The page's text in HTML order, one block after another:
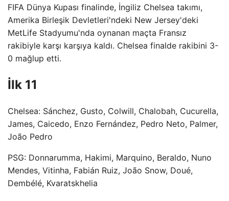
FIFA Dünya Kupası finalinde, İngiliz Chelsea takımı,
Amerika Birleşik Devletleri'ndeki New Jersey'deki
MetLife Stadyumu'nda oynanan maçta Fransız
rakibiyle karşı karşıya kaldı. Chelsea finalde rakibini 3-
0 mağlup etti.
İlk 11
Chelsea: Sánchez, Gusto, Colwill, Chalobah, Cucurella,
James, Caicedo, Enzo Fernández, Pedro Neto, Palmer,
João Pedro
PSG: Donnarumma, Hakimi, Marquino, Beraldo, Nuno
Mendes, Vitinha, Fabián Ruiz, João Snow, Doué,
Dembélé, Kvaratskhelia